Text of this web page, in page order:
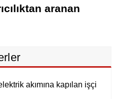
aranan
akımına kapılan işçi